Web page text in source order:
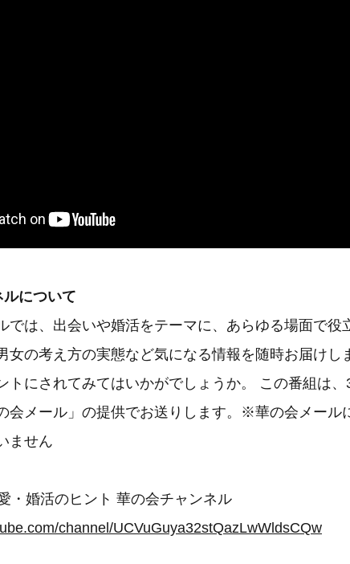
について
では、出会いや婚活をテーマに、あらゆる場面で役
女の考え方の実態など気になる情報を随時お届けし
トにされてみてはいかがでしょうか。 この番組は、
会メール」の提供でお送りします。※華の会メール
ません
・婚活のヒント 華の会チャンネル
channel/UCVuGuya32stQazLwWldsCQw